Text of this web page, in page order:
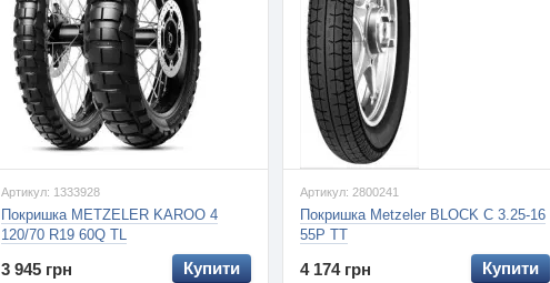
Артикул: 1333928
Покришка METZELER KAROO 4
120/70 R19 60Q TL
3 945 грн Купити
Артикул: 2800241
Покришка Metzeler BLOCK C 3.25-16
55P TT
4 174 грн Купити